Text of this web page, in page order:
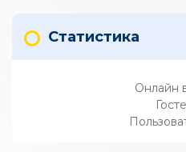
Статистика
Онлайн